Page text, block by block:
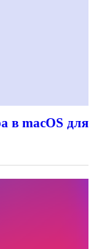
в macOS для